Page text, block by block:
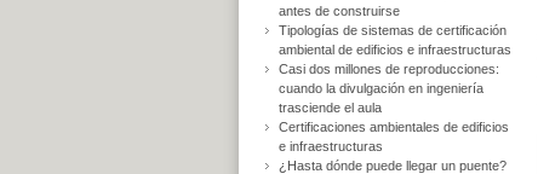
antes de construirse
Tipologías de sistemas de certificación
ambiental de edificios e infraestructuras
Casi dos millones de reproducciones:
cuando la divulgación en ingeniería
trasciende el aula
Certificaciones ambientales de edificios
e infraestructuras
¿Hasta dónde puede llegar un puente?